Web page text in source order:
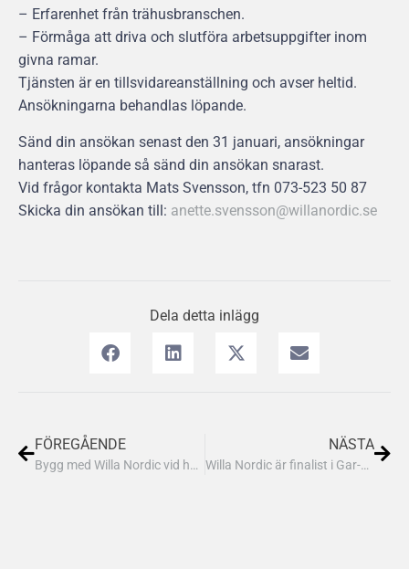
– Erfarenhet från trähusbranschen.
– Förmåga att driva och slutföra arbetsuppgifter inom
givna ramar.
Tjänsten är en tillsvidareanställning och avser heltid.
Ansökningarna behandlas löpande.
Sänd din ansökan senast den 31 januari, ansökningar
hanteras löpande så sänd din ansökan snarast.
Vid frågor kontakta Mats Svensson, tfn 073-523 50 87
Skicka din ansökan till: anette.svensson@willanordic.se
Dela detta inlägg
FÖREGÅENDE
Bygg med Willa Nordic vid havet i Siretorp på vackra Listerlandet
NÄSTA
Willa Nordic är finalist i Gar-Bos tävling ”ÅRETS SMÅHUS 2021”